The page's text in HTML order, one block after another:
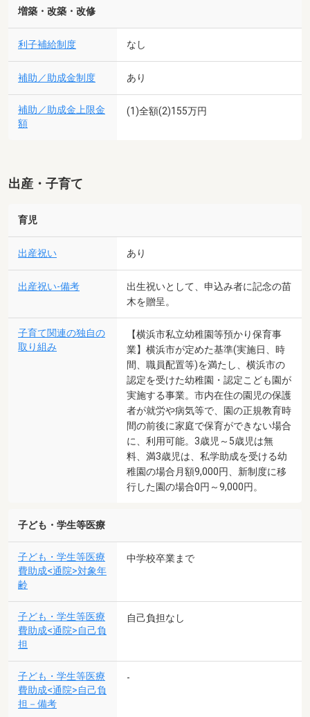
増築・改築・改修
利子補給制度 なし
補助／助成金制度 あり
補助／助成金上限金
額
(1)全額(2)155万円
出産・子育て
育児
出産祝い あり
出産祝い-備考
出生祝いとして、申込み者に記念の苗
木を贈呈。
子育て関連の独自の
取り組み
【横浜市私立幼稚園等預かり保育事
業】横浜市が定めた基準(実施日、時
間、職員配置等)を満たし、横浜市の
認定を受けた幼稚園・認定こども園が
実施する事業。市内在住の園児の保護
者が就労や病気等で、園の正規教育時
間の前後に家庭で保育ができない場合
に、利用可能。3歳児～5歳児は無
料、満3歳児は、私学助成を受ける幼
稚園の場合月額9,000円、新制度に移
行した園の場合0円～9,000円。
子ども・学生等医療
子ども・学生等医療
費助成<通院>対象年
齢
中学校卒業まで
子ども・学生等医療
費助成<通院>自己負
担
自己負担なし
子ども・学生等医療
費助成<通院>自己負
担－備考
-